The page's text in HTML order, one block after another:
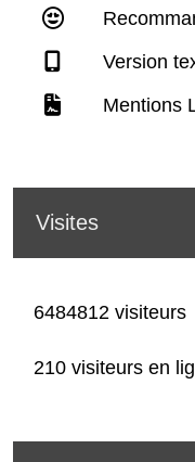
Version
Mentions
Visites
6484812 visiteurs
210 visiteurs en